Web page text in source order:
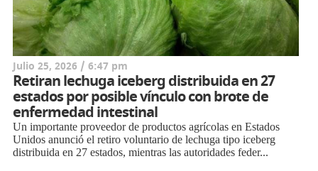
Julio 25, 2026 / 6:47 pm
Retiran lechuga iceberg distribuida en 27
estados por posible vínculo con brote de
enfermedad intestinal
Un importante proveedor de productos agrícolas en Estados
Unidos anunció el retiro voluntario de lechuga tipo iceberg
distribuida en 27 estados, mientras las autoridades feder...